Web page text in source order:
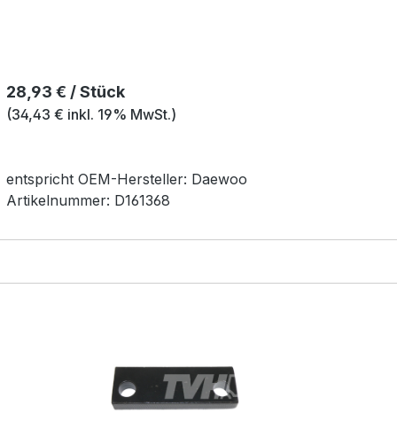
Regulärer Preis:
28,93 € / Stück
(34,43 € inkl. 19% MwSt.)
entspricht OEM-Hersteller: Daewoo
Artikelnummer: D161368